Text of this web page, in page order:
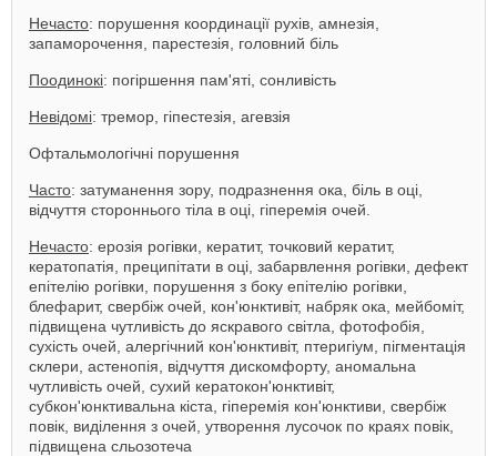
Нечасто: порушення координації рухів, амнезія,
запаморочення, парестезія, головний біль
Поодинокі: погіршення пам'яті, сонливість
Невідомі: тремор, гіпестезія, агевзія
Офтальмологічні порушення
Часто: затуманення зору, подразнення ока, біль в оці,
відчуття стороннього тіла в оці, гіперемія очей.
Нечасто: ерозія рогівки, кератит, точковий кератит,
кератопатія, преципітати в оці, забарвлення рогівки, дефект
епітелію рогівки, порушення з боку епітелію рогівки,
блефарит, свербіж очей, кон'юнктивіт, набряк ока, мейбоміт,
підвищена чутливість до яскравого світла, фотофобія,
сухість очей, алергічний кон'юнктивіт, птеригіум, пігментація
склери, астенопія, відчуття дискомфорту, аномальна
чутливість очей, сухий кератокон'юнктивіт,
субкон'юнктивальна кіста, гіперемія кон'юнктиви, свербіж
повік, виділення з очей, утворення лусочок по краях повік,
підвищена сльозотеча